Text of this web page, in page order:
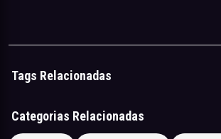
Tags Relacionadas
Categorias Relacionadas